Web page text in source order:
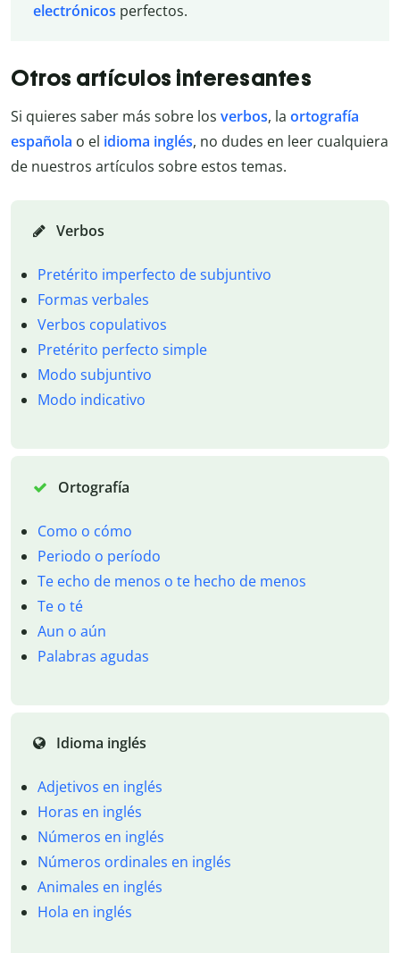
electrónicos perfectos.
Otros artículos interesantes
Si quieres saber más sobre los verbos, la ortografía
española o el idioma inglés, no dudes en leer cualquiera
de nuestros artículos sobre estos temas.
Verbos
Pretérito imperfecto de subjuntivo
Formas verbales
Verbos copulativos
Pretérito perfecto simple
Modo subjuntivo
Modo indicativo
Ortografía
Como o cómo
Periodo o período
Te echo de menos o te hecho de menos
Te o té
Aun o aún
Palabras agudas
Idioma inglés
Adjetivos en inglés
Horas en inglés
Números en inglés
Números ordinales en inglés
Animales en inglés
Hola en inglés